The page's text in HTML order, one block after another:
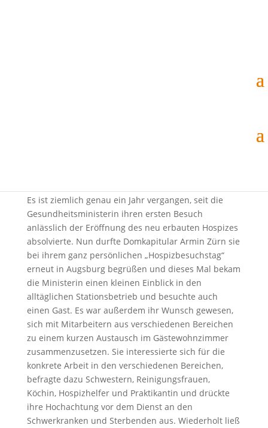
Es ist ziemlich genau ein Jahr vergangen, seit die
Gesundheitsministerin ihren ersten Besuch
anlässlich der Eröffnung des neu erbauten Hospizes
absolvierte. Nun durfte Domkapitular Armin Zürn sie
bei ihrem ganz persönlichen „Hospizbesuchstag“
erneut in Augsburg begrüßen und dieses Mal bekam
die Ministerin einen kleinen Einblick in den
alltäglichen Stationsbetrieb und besuchte auch
einen Gast. Es war außerdem ihr Wunsch gewesen,
sich mit Mitarbeitern aus verschiedenen Bereichen
zu einem kurzen Austausch im Gästewohnzimmer
zusammenzusetzen. Sie interessierte sich für die
konkrete Arbeit in den verschiedenen Bereichen,
befragte dazu Schwestern, Reinigungsfrauen,
Köchin, Hospizhelfer und Praktikantin und drückte
ihre Hochachtung vor dem Dienst an den
Schwerkranken und Sterbenden aus. Wiederholt ließ